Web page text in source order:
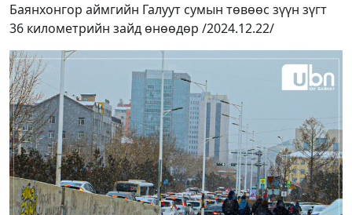
Баянхонгор аймгийн Галуут сумын төвөөс зүүн зүгт
36 километрийн зайд өнөөдөр /2024.12.22/